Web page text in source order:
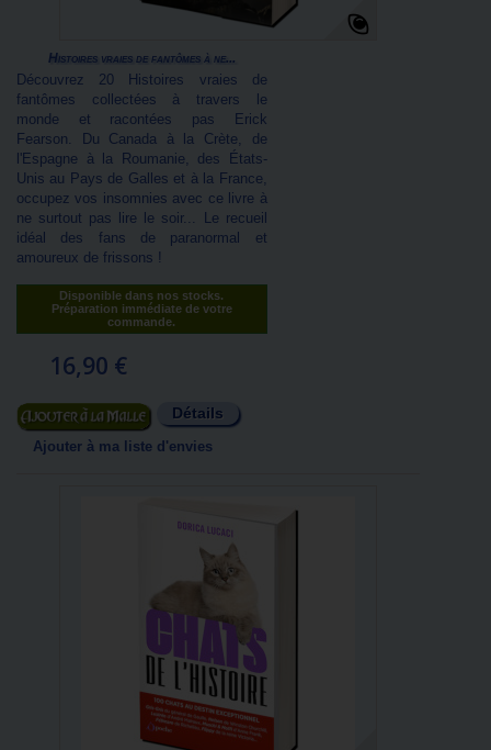
Histoires vraies de fantômes à ne...
Découvrez 20 Histoires vraies de
fantômes collectées à travers le
monde et racontées pas Erick
Fearson. Du Canada à la Crète, de
l'Espagne à la Roumanie, des États-
Unis au Pays de Galles et à la France,
occupez vos insomnies avec ce livre à
ne surtout pas lire le soir... Le recueil
idéal des fans de paranormal et
amoureux de frissons !
Disponible dans nos stocks.
Préparation immédiate de votre
commande.
16,90 €
Ajouter au panier Détails
Ajouter à ma liste d'envies